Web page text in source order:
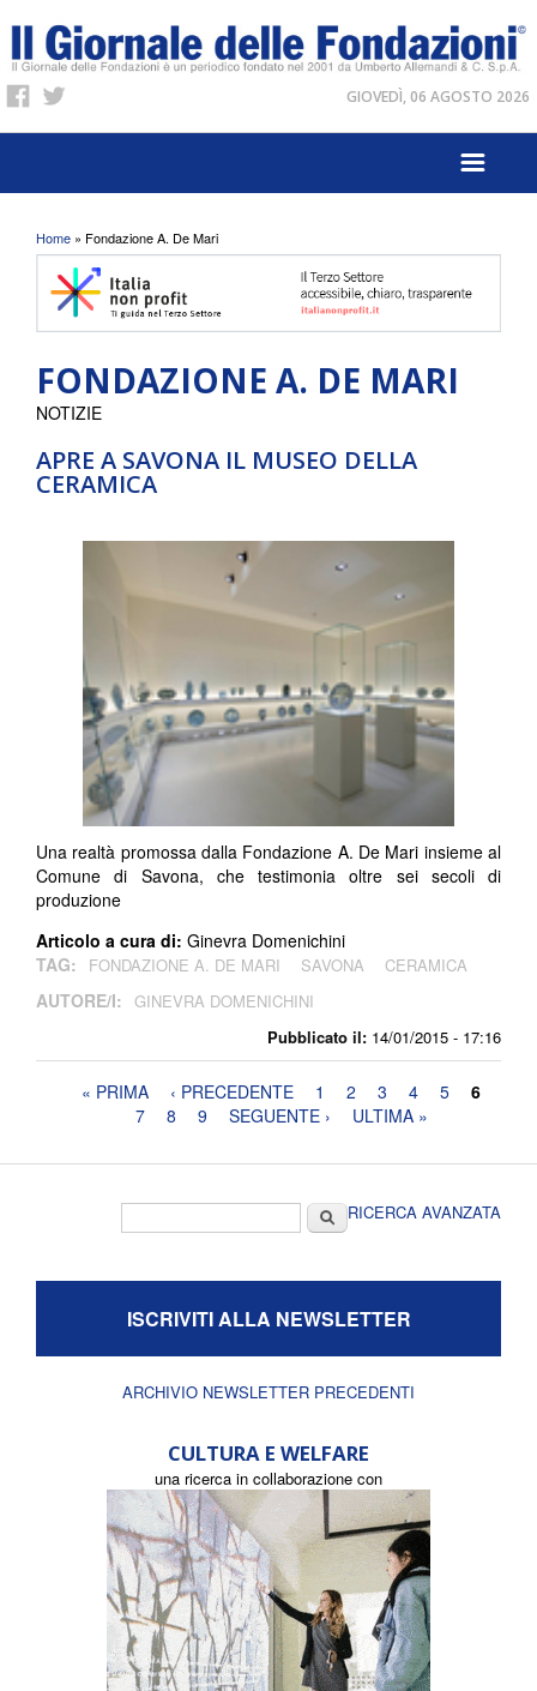
GIOVEDÌ, 06 AGOSTO 2026
Tu sei qui
Home » Fondazione A. De Mari
FONDAZIONE A. DE MARI
APRE A SAVONA IL MUSEO DELLA
CERAMICA
Pubblicato il: 14/01/2015 - 17:16
NOTIZIE
Una realtà promossa dalla Fondazione A. De Mari insieme al
Comune di Savona, che testimonia oltre sei secoli di
produzione
Articolo a cura di: Ginevra Domenichini
TAG:
FONDAZIONE A. DE MARI SAVONA CERAMICA
AUTORE/I: GINEVRA DOMENICHINI
Pagine« PRIMA ‹ PRECEDENTE 1 2 3 4 5
6
7
8 9 SEGUENTE › ULTIMA »
CercaRICERCA AVANZATA
ISCRIVITI ALLA NEWSLETTER
ARCHIVIO NEWSLETTER PRECEDENTI
CULTURA E WELFARE
una ricerca in collaborazione con